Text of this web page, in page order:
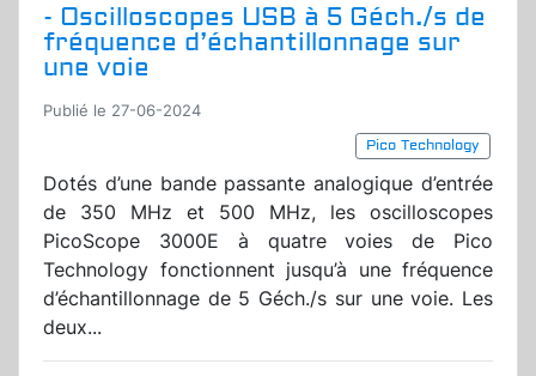
- Oscilloscopes USB à 5 Géch./s de
fréquence d’échantillonnage sur
une voie
Publié le 27-06-2024
Pico Technology
Dotés d’une bande passante analogique d’entrée
de 350 MHz et 500 MHz, les oscilloscopes
PicoScope 3000E à quatre voies de Pico
Technology fonctionnent jusqu’à une fréquence
d’échantillonnage de 5 Géch./s sur une voie. Les
deux...